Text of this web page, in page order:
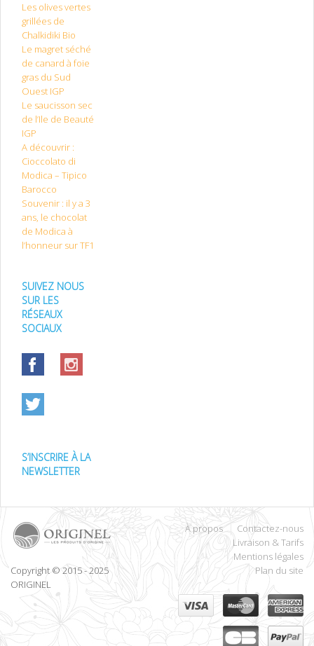
Les olives vertes
grillées de
Chalkidiki Bio
Le magret séché
de canard à foie
gras du Sud
Ouest IGP
Le saucisson sec
de l’Ile de Beauté
IGP
A découvrir :
Cioccolato di
Modica – Tipico
Barocco
Souvenir : il y a 3
ans, le chocolat
de Modica à
l’honneur sur TF1
SUIVEZ NOUS
SUR LES
RÉSEAUX
SOCIAUX
S’INSCRIRE À LA
NEWSLETTER
Copyright © 2015 - 2025
ORIGINEL
À propos
Contactez-nous
Livraison & Tarifs
Mentions légales
Plan du site